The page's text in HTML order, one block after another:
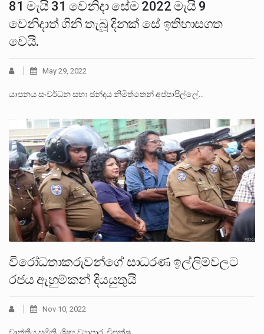
81 මැයි 31 වෙනිදා සේම 2022 මැයි 9
වෙනිදාත් ගිනි තැබූ දිනක් සේ ඉතිහාසගත
වෙයි.
May 29, 2022
යාපනය සංවර්ධන සභා ඡන්දය නිමිත්තෙන් අප්පාපිල්ලේ…
විරෝධතාකරුවන්ගේ සාධරණ ඉල්ලිම්වලට
රජය ඇහුම්කන් දියයුතුයි
Nov 10, 2022